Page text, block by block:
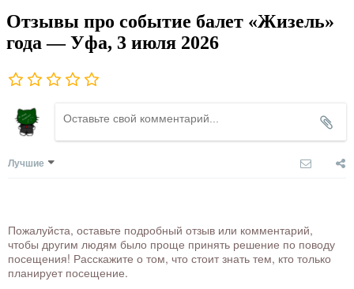
Отзывы про событие балет «Жизель»
года — Уфа, 3 июля 2026
Лучшие
Пожалуйста, оставьте подробный отзыв или комментарий,
чтобы другим людям было проще принять решение по поводу
посещения! Расскажите о том, что стоит знать тем, кто только
планирует посещение.